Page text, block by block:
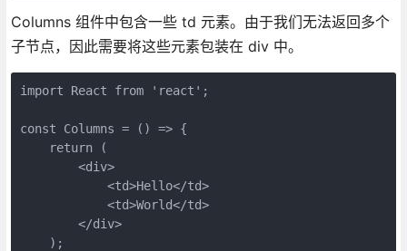
Columns 组件中包含一些 td 元素。由于我们无法返回多个
子节点，因此需要将这些元素包装在 div 中。
import React from 'react';
const Columns = () => {
    return (
        <div>
            <td>Hello</td>
            <td>World</td>
        </div>
    );